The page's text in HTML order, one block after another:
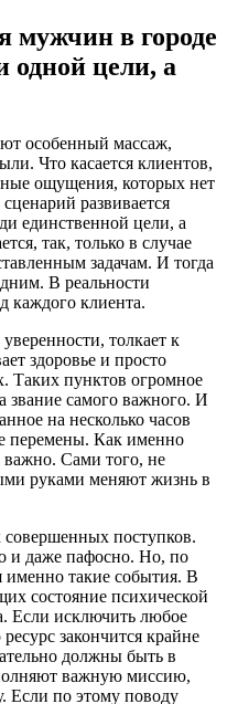
мужчин в городе
одной цели, а
особенный массаж,
Что касается клиентов,
ощущения, которых нет
развивается
единственной цели, а
так, только в случае
задачам. И тогда
В реальности
каждого клиента.
толкает к
здоровье и просто
Таких пунктов огромное
звание самого важного. И
на несколько часов
перемены. Как именно
важно. Сами того, не
руками меняют жизнь в
поступков.
и даже пафосно. Но, по
именно такие события. В
состояние психической
Если исключить любое
закончится крайне
должны быть в
важную миссию,
Если по этому поводу